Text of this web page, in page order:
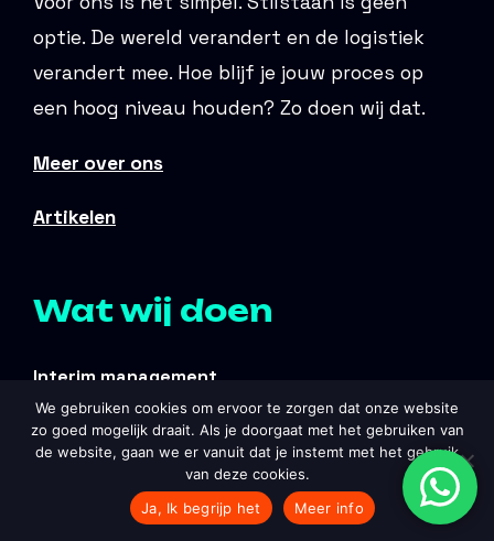
optie. De wereld verandert en de logistiek
verandert mee. Hoe blijf je jouw proces op
een hoog niveau houden? Zo doen wij dat.
Meer over ons
Artikelen
Wat wij doen
Interim management
Training en coaching
Werving en selectie
Logistiek consultancy
We gebruiken cookies om ervoor te zorgen dat onze website
zo goed mogelijk draait. Als je doorgaat met het gebruiken van
de website, gaan we er vanuit dat je instemt met het gebruik
van deze cookies.
Ja, Ik begrijp het
Meer info